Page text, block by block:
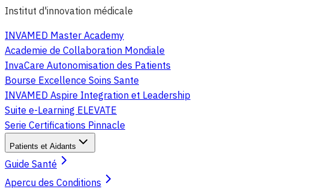
Institut d'innovation médicale
INVAMED Master Academy
Academie de Collaboration Mondiale
InvaCare Autonomisation des Patients
Bourse Excellence Soins Sante
INVAMED Aspire Integration et Leadership
Suite e-Learning ELEVATE
Serie Certifications Pinnacle
Patients et Aidants
Guide Santé
Apercu des Conditions